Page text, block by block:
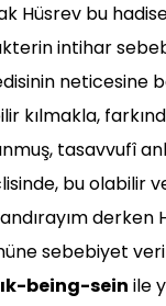
Hüsrev bu
intihar
neticesine
kılmakla,
tasavvufî
bu olabilir
derken
sebebiyet
being-sein ile